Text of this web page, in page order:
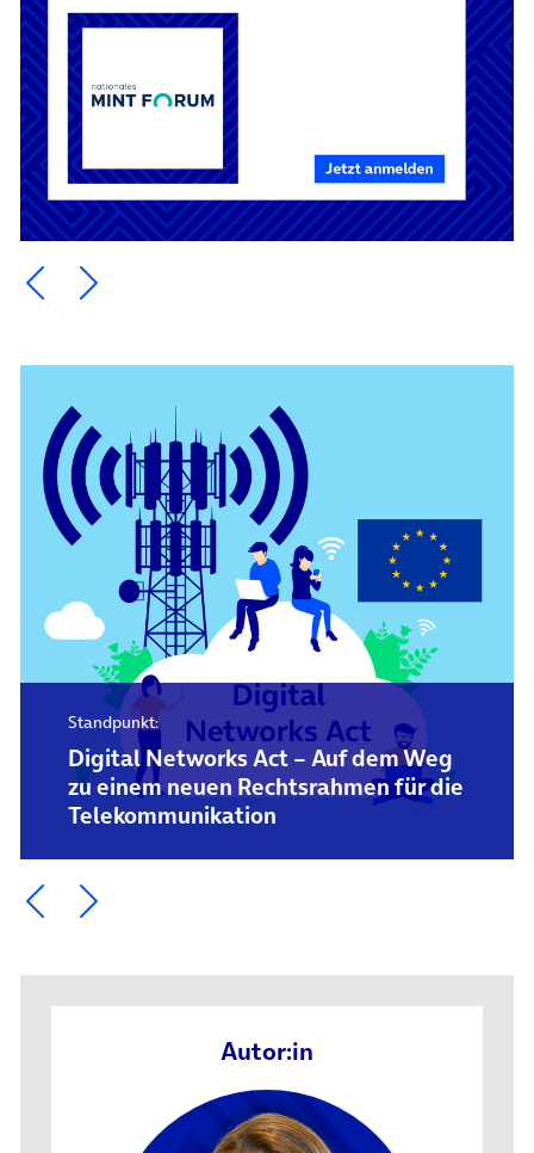
Ein Element zurück blättern
Ein Element weiter blättern
Standpunkt:
Digital Networks Act – Auf dem Weg
zu einem neuen Rechtsrahmen für die
Telekommunikation
Ein Element zurück blättern
Ein Element weiter blättern
Autor:in